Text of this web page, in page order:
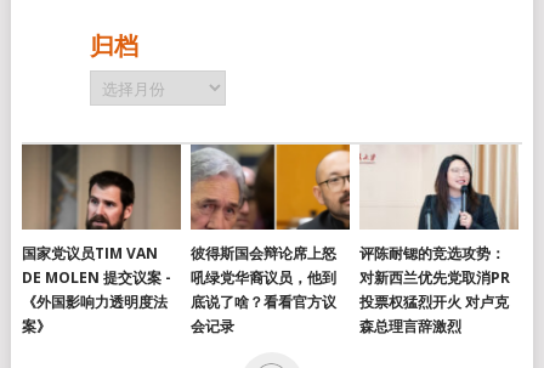
归档
归
档
国家党议员TIM VAN
DE MOLEN 提交议案 -
《外国影响力透明度法
案》
彼得斯国会辩论席上怒
吼绿党华裔议员，他到
底说了啥？看看官方议
会记录
评陈耐锶的竞选攻势：
对新西兰优先党取消PR
投票权猛烈开火 对卢克
森总理言辞激烈